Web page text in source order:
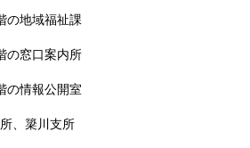
の地域福祉課
の窓口案内所
の情報公開室
、簗川支所